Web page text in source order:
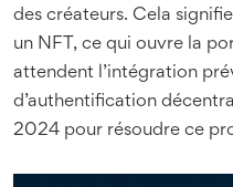
des créateurs. Cela
un NFT, ce qui ouvre la
attendent l’intégration
d’authentification
2024 pour résoudre ce